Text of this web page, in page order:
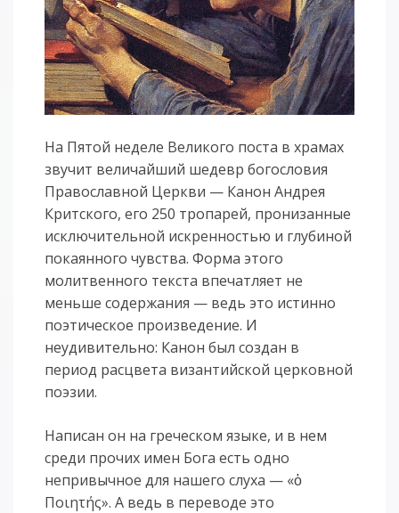
На Пятой неделе Великого поста в храмах
звучит величайший шедевр богословия
Православной Церкви — Канон Андрея
Критского, его 250 тропарей, пронизанные
исключительной искренностью и глубиной
покаянного чувства. Форма этого
молитвенного текста впечатляет не
меньше содержания — ведь это истинно
поэтическое произведение. И
неудивительно: Канон был создан в
период расцвета византийской церковной
поэзии.
Написан он на греческом языке, и в нем
среди прочих имен Бога есть одно
непривычное для нашего слуха — «ὁ
Ποιητής». А ведь в переводе это